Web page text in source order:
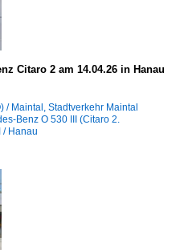
Citaro 2 am 14.04.26 in Hanau
/ Maintal, Stadtverkehr Maintal
Benz O 530 III (Citaro 2.
/ Hanau